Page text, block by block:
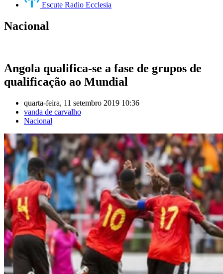
Escute Radio Ecclesia
Nacional
Angola qualifica-se a fase de grupos de
qualificação ao Mundial
quarta-feira, 11 setembro 2019 10:36
vanda de carvalho
Nacional